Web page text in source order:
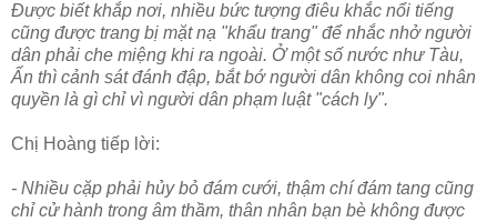
Được biết khắp nơi, nhiều bức tượng điêu khắc nổi tiếng
cũng được trang bị mặt nạ "khẩu trang" để nhắc nhở người
dân phải che miệng khi ra ngoài. Ở một số nước như Tàu,
Ấn thì cảnh sát đánh đập, bắt bớ người dân không coi nhân
quyền là gì chỉ vì người dân phạm luật "cách ly".
Chị Hoàng tiếp lời:
- Nhiều cặp phải hủy bỏ đám cưới, thậm chí đám tang cũng
chỉ cử hành trong âm thầm, thân nhân bạn bè không được